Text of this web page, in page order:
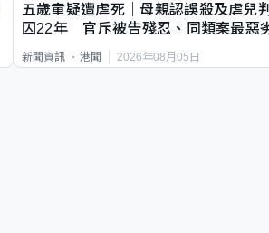
五歲童疑遭虐死｜母親認誤殺及虐兒
囚22年 官斥被告殘忍、同類案最惡
新聞資訊 港聞 2026年08月05日